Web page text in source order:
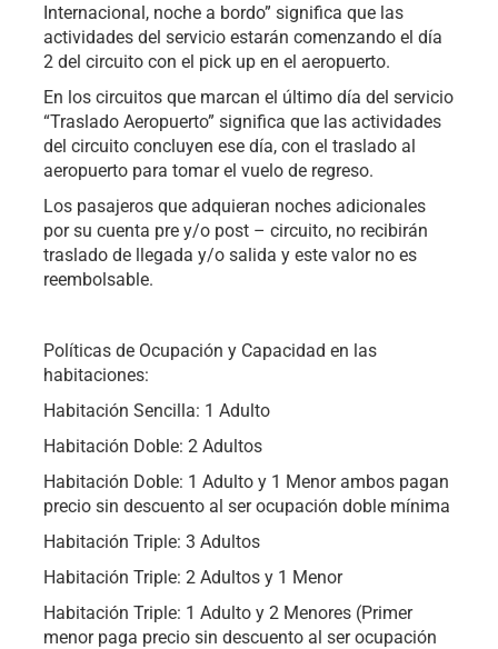
Internacional, noche a bordo” significa que las
actividades del servicio estarán comenzando el día
2 del circuito con el pick up en el aeropuerto.
En los circuitos que marcan el último día del servicio
“Traslado Aeropuerto” significa que las actividades
del circuito concluyen ese día, con el traslado al
aeropuerto para tomar el vuelo de regreso.
Los pasajeros que adquieran noches adicionales
por su cuenta pre y/o post – circuito, no recibirán
traslado de llegada y/o salida y este valor no es
reembolsable.
Políticas de Ocupación y Capacidad en las
habitaciones:
Habitación Sencilla: 1 Adulto
Habitación Doble: 2 Adultos
Habitación Doble: 1 Adulto y 1 Menor ambos pagan
precio sin descuento al ser ocupación doble mínima
Habitación Triple: 3 Adultos
Habitación Triple: 2 Adultos y 1 Menor
Habitación Triple: 1 Adulto y 2 Menores (Primer
menor paga precio sin descuento al ser ocupación